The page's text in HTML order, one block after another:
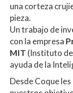
una corteza
pieza.
Un trabajo de
con la empresa
MIT (Instituto
ayuda de la
Desde Coque